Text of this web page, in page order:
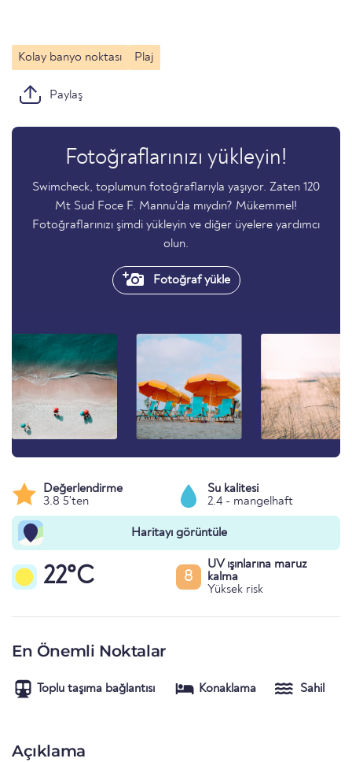
Kolay banyo noktası Plaj
Paylaş
Fotoğraflarınızı yükleyin!
Swimcheck, toplumun fotoğraflarıyla yaşıyor. Zaten 120
Mt Sud Foce F. Mannu'da mıydın? Mükemmel!
Fotoğraflarınızı şimdi yükleyin ve diğer üyelere yardımcı
olun.
Fotoğraf yükle
Değerlendirme
3.8 5'ten
Su kalitesi
2.4 - mangelhaft
Haritayı görüntüle
22°C 8
UV ışınlarına maruz
kalma
Yüksek risk
En Önemli Noktalar
Toplu taşıma bağlantısı Konaklama Sahil
Açıklama